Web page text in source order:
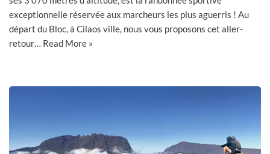
exceptionnelle réservée aux marcheurs les plus aguerris ! Au
départ du Bloc, à Cilaos ville, nous vous proposons cet aller-
retour… Read More »